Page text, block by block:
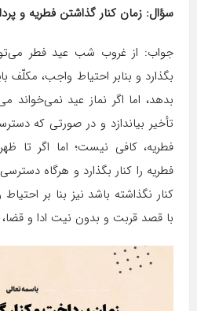
سؤال: زمان کنار گذاشتن فطریه و
جواب: از غروب شب عید فطر
بگذارد و بنابر احتیاط واجب، مکلّف
بدهد، اما اگر نماز عید نمی‌خواند
تأخیر بیاندازد و در صورتی که
فطریه، کافی نیست؛ اما اگر تا
فطریه را کنار بگذارد و هرگاه
کنار نگذاشته باشد نیز بنا بر
با قصد قربت و بدون نیت ادا و قضا،